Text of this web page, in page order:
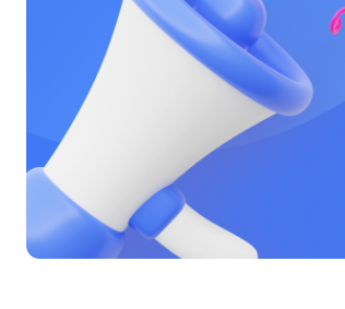
Холодильники
Цифровые бинокли
Экшн-камеры
Электровелосипеды
Электросамокаты
Эхолоты